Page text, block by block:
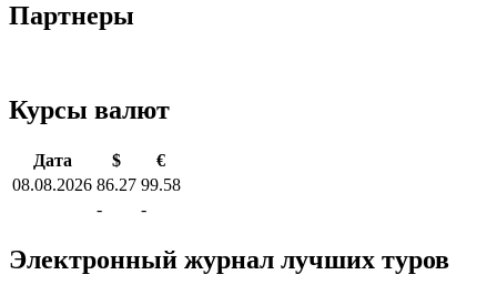
Партнеры
Курсы валют
Дата $
€
08.08.2026 86.27 99.58
-
-
Электронный журнал лучших туров